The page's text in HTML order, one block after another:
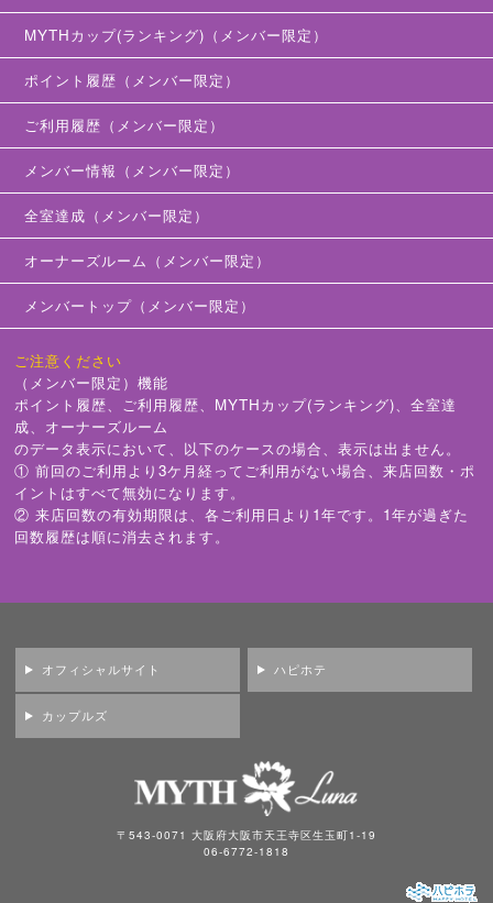
MYTHカップ(ランキング)（メンバー限定）
ポイント履歴（メンバー限定）
ご利用履歴（メンバー限定）
メンバー情報（メンバー限定）
全室達成（メンバー限定）
オーナーズルーム（メンバー限定）
メンバートップ（メンバー限定）
ご注意ください
（メンバー限定）機能
ポイント履歴、ご利用履歴、MYTHカップ(ランキング)、全室達
成、オーナーズルーム
のデータ表示において、以下のケースの場合、表示は出ません。
① 前回のご利用より3ケ月経ってご利用がない場合、来店回数・ポ
イントはすべて無効になります。
② 来店回数の有効期限は、各ご利用日より1年です。1年が過ぎた
回数履歴は順に消去されます。
オフィシャルサイト ハピホテ
カップルズ
〒543-0071 大阪府大阪市天王寺区生玉町1-19
06-6772-1818